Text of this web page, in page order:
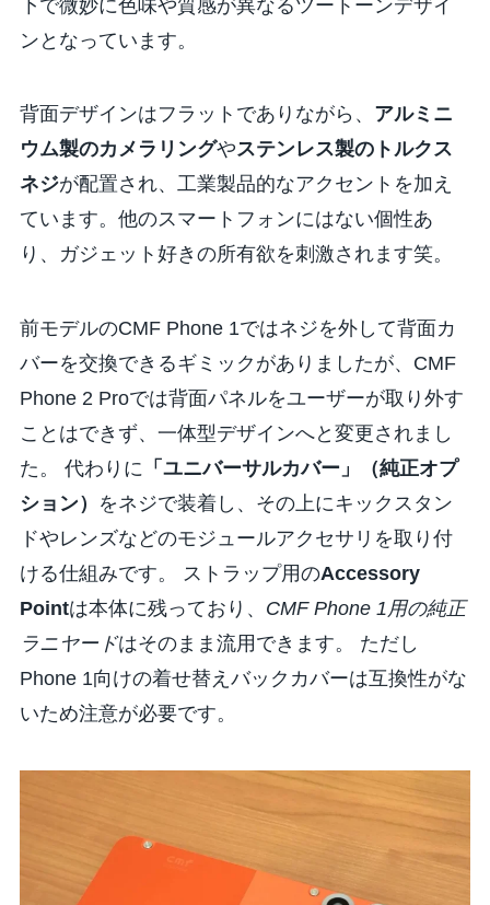
下で微妙に色味や質感が異なるツートーンデザイ
ンとなっています。
背面デザインはフラットでありながら、 アルミニ
ウム製のカメラリングやステンレス製のトルクス
ネジが配置され、工業製品的なアクセントを加え
ています。他のスマートフォンにはない個性あ
り、ガジェット好きの所有欲を刺激されます笑。
前モデルのCMF Phone 1ではネジを外して背面カ
バーを交換できるギミックがありましたが、CMF
Phone 2 Proでは背面パネルをユーザーが取り外す
ことはできず、一体型デザインへと変更されまし
た。 代わりに 「ユニバーサルカバー」（純正オプ
ション）
をネジで装着し、その上にキックスタン
ドやレンズなどのモジュールアクセサリを取り付
ける仕組みです。 ストラップ用のAccessory
Pointは本体に残っており、 CMF Phone 1用の純正
ラニヤードはそのまま流用できます。 ただし
Phone 1向けの着せ替えバックカバーは互換性がな
いため注意が必要です。